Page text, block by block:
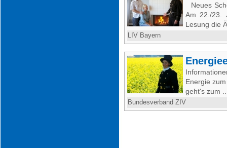
Neues
Am 22./23.
Lesung die
LIV Bayern
Energie
geht's zum
Bundesverband ZIV